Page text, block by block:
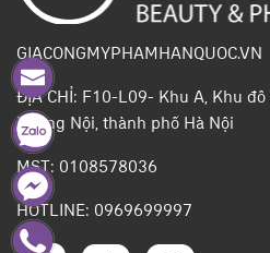
GIACONGMYPHAMHANQUOC.VN
ĐỊA CHỈ: F10-L09- Khu A, Khu
Dương Nội, thành phố Hà Nội
MST: 0108578036
HOTLINE: 0969699997